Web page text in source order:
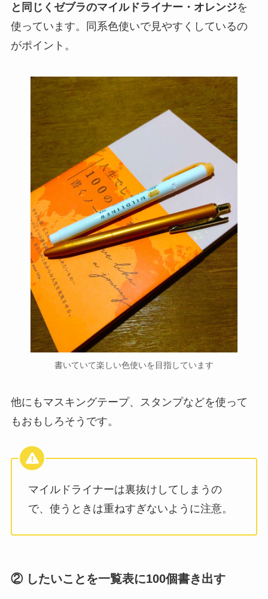
と同じくゼブラのマイルドライナー・オレンジを
使っています。同系色使いで見やすくしているの
がポイント。
書いていて楽しい色使いを目指しています
他にもマスキングテープ、スタンプなどを使って
もおもしろそうです。
マイルドライナーは裏抜けしてしまうの
で、使うときは重ねすぎないように注意。
② したいことを一覧表に100個書き出す